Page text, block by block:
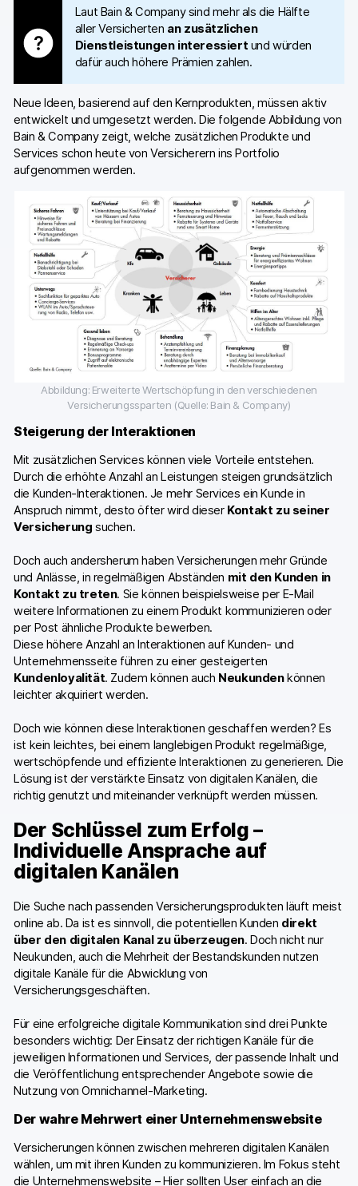
Laut Bain & Company sind mehr als die Hälfte
aller Versicherten an zusätzlichen
Dienstleistungen interessiert und würden
dafür auch höhere Prämien zahlen.
Neue Ideen, basierend auf den Kernprodukten, müssen aktiv
entwickelt und umgesetzt werden. Die folgende Abbildung von
Bain & Company zeigt, welche zusätzlichen Produkte und
Services schon heute von Versicherern ins Portfolio
aufgenommen werden.
Abbildung: Erweiterte Wertschöpfung in den verschiedenen
Versicherungssparten (Quelle: Bain & Company)
Steigerung der Interaktionen
Mit zusätzlichen Services können viele Vorteile entstehen.
Durch die erhöhte Anzahl an Leistungen steigen grundsätzlich
die Kunden-Interaktionen. Je mehr Services ein Kunde in
Anspruch nimmt, desto öfter wird dieser Kontakt zu seiner
Versicherung suchen.
Doch auch andersherum haben Versicherungen mehr Gründe
und Anlässe, in regelmäßigen Abständen mit den Kunden in
Kontakt zu treten. Sie können beispielsweise per E-Mail
weitere Informationen zu einem Produkt kommunizieren oder
per Post ähnliche Produkte bewerben.
Diese höhere Anzahl an Interaktionen auf Kunden- und
Unternehmensseite führen zu einer gesteigerten
Kundenloyalität. Zudem können auch Neukundenkönnen
leichter akquiriert werden.
Doch wie können diese Interaktionen geschaffen werden? Es
ist kein leichtes, bei einem langlebigen Produkt regelmäßige,
wertschöpfende und effiziente Interaktionen zu generieren. Die
Lösung ist der verstärkte Einsatz von digitalen Kanälen, die
richtig genutzt und miteinander verknüpft werden müssen.
Der Schlüssel zum Erfolg –
Individuelle Ansprache auf
digitalen Kanälen
Die Suche nach passenden Versicherungsprodukten läuft meist
online ab. Da ist es sinnvoll, die potentiellen Kunden direkt
über den digitalen Kanal zu überzeugen. Doch nicht nur
Neukunden, auch die Mehrheit der Bestandskunden nutzen
digitale Kanäle für die Abwicklung von
Versicherungsgeschäften.
Für eine erfolgreiche digitale Kommunikation sind drei Punkte
besonders wichtig: Der Einsatz der richtigen Kanäle für die
jeweiligen Informationen und Services, der passende Inhalt und
die Veröffentlichung entsprechender Angebote sowie die
Nutzung von Omnichannel-Marketing.
Der wahre Mehrwert einer Unternehmenswebsite
Versicherungen können zwischen mehreren digitalen Kanälen
wählen, um mit ihren Kunden zu kommunizieren. Im Fokus steht
die Unternehmenswebsite – Hier sollten User einfach an die